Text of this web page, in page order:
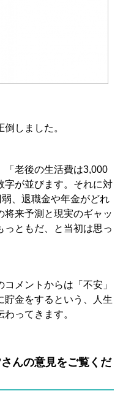
しました。
「老後の生活費は3,000
字が並びます。それに対
、退職金や年金がどれ
将来予測と現実のギャッ
っともだ、と当初は思っ
メントからは「不安」
貯金をするという、人生
ってきます。
んの意見をご覧くだ